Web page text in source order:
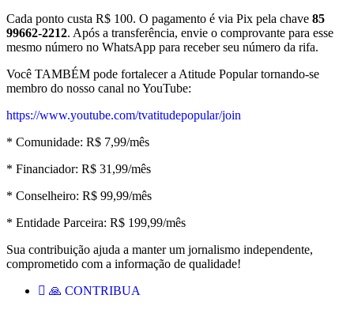
Cada ponto custa R$ 100. O pagamento é via Pix pela chave 85
99662-2212. Após a transferência, envie o comprovante para esse
mesmo número no WhatsApp para receber seu número da rifa.
Você TAMBÉM pode fortalecer a Atitude Popular tornando-se
membro do nosso canal no YouTube:
https://www.youtube.com/tvatitudepopular/join
* Comunidade: R$ 7,99/mês
* Financiador: R$ 31,99/mês
* Conselheiro: R$ 99,99/mês
* Entidade Parceira: R$ 199,99/mês
Sua contribuição ajuda a manter um jornalismo independente,
comprometido com a informação de qualidade!
🙏 CONTRIBUA